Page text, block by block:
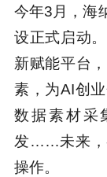
今年3月，海
设正式启动
新赋能平台
素，为AI创
数据素材采
发……未来，
操作。